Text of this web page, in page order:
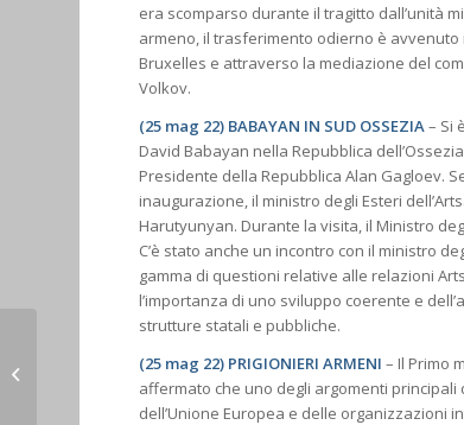
era scomparso durante il tragitto dall’unità
armeno, il trasferimento odierno è avvenuto
Bruxelles e attraverso la mediazione del
Volkov.
(25 mag 22) BABAYAN IN SUD OSSEZIA– Si
David Babayan nella Repubblica
Presidente della Repubblica Alan Gagloev.
inaugurazione, il ministro degli Esteri
Harutyunyan. Durante la visita, il Ministro
C’è stato anche un incontro con il ministro
gamma di questioni relative alle relazioni
l’importanza di uno sviluppo coerente e
strutture statali e pubbliche.
(25 mag 22) PRIGIONIERI ARMENI – Il Primo
affermato che uno degli argomenti
dell’Unione Europea e delle organizzazioni
senatore che amava